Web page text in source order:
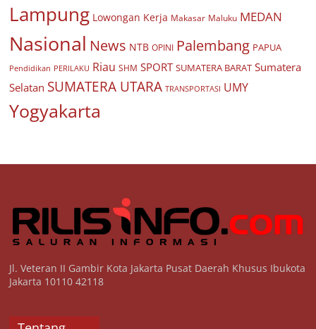
Lampung Lowongan Kerja Makasar Maluku MEDAN
Nasional News NTB OPINI Palembang PAPUA
Pendidikan PERILAKU Riau SHM SPORT SUMATERA BARAT Sumatera
Selatan SUMATERA UTARA TRANSPORTASI UMY
Yogyakarta
Jl. Veteran II Gambir Kota Jakarta Pusat Daerah Khusus Ibukota
Jakarta 10110 42118